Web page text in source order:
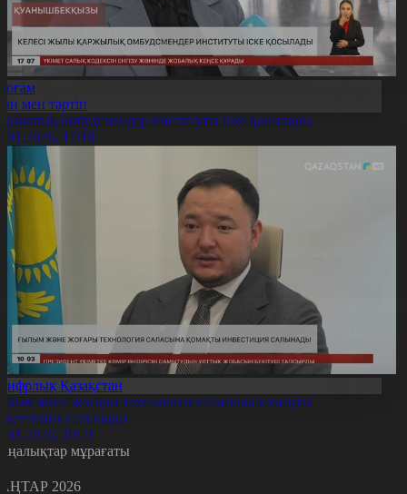
мен тәртіп
омбудсмендер институты іске қосылады
17:18
Қазақстан
және жоғары технология саласына қомақты
салынады
10:21
мұрағаты
2026